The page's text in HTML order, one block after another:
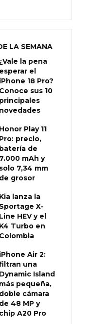
LA SEMANA
¿Vale la pena
esperar el
iPhone 18 Pro?
Conoce sus 10
principales
novedades
Honor Play 11
Pro: precio,
batería de
7.000 mAh y
solo 7,34 mm
de grosor
Kia lanza la
Sportage X-
Line HEV y el
K4 Turbo en
Colombia
iPhone Air 2:
una
Dynamic Island
más pequeña,
doble cámara
de 48 MP y
chip A20 Pro